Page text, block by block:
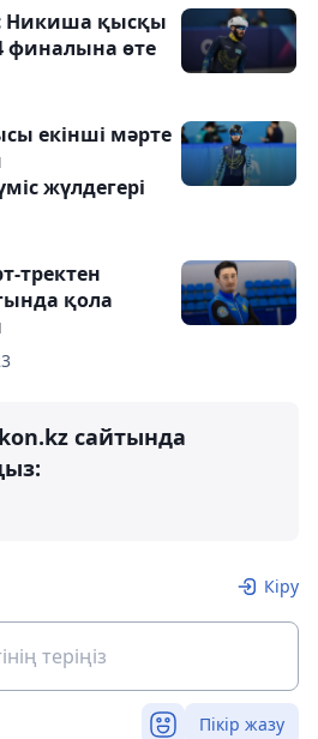
Никиша қысқы
өте
екінші мәрте
жүлдегері
тректен
қола
сайтында
Кіру
Пікір жазу